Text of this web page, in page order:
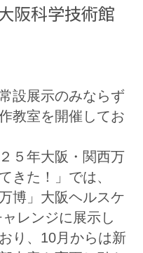
阪科学技術館
設展示のみならず
教室を開催してお
５年大阪・関西万
きた！」では、
博」大阪ヘルスケ
レンジに展示し
り、10月からは新